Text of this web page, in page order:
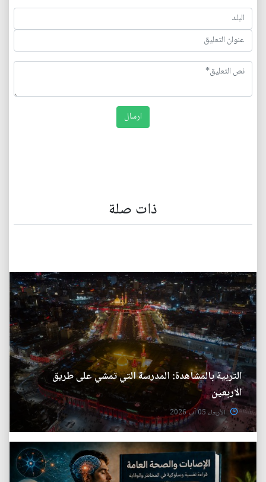
ذات صلة
التربية بالمشاهدة: المدرسة التي تمشي على طريق
الاربعين
الأربعاء 05 آب 2026